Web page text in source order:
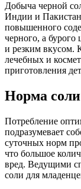
Добыча черной
Индии и
повышенного
черного, а бурого
и резким вкусом.
лечебных и
приготовления
Норма соли
Потребление
подразумевает
суточных норм
что большое
вред. Ведущими
соли для